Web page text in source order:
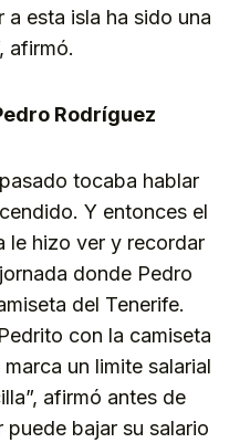
esta isla ha sido una
afirmó.
Rodríguez
tocaba hablar
Y entonces el
le hizo ver y recordar
donde Pedro
del Tenerife.
con la camiseta
un limite salarial
afirmó antes de
puede bajar su salario